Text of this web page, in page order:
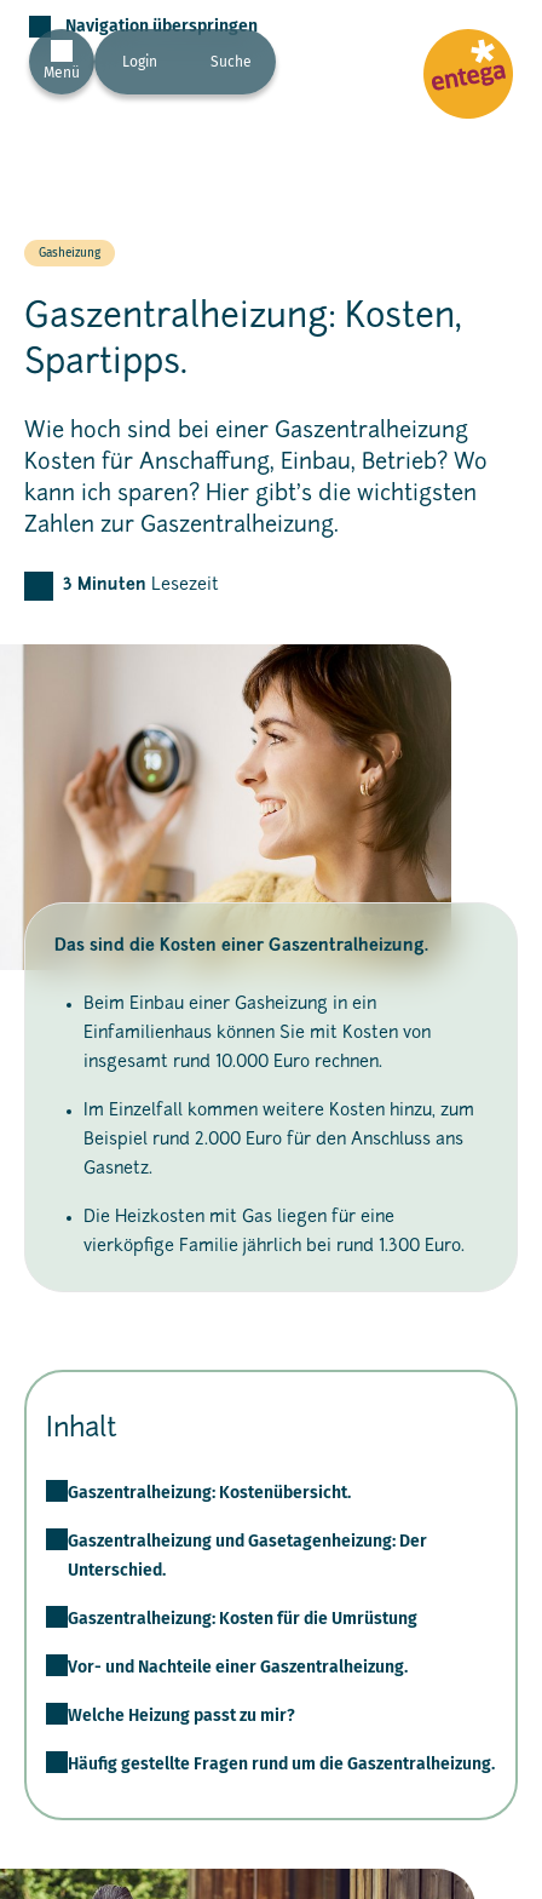
Navigation überspringen
Menü
Login Suche
Gasheizung
Gaszentralheizung: Kosten,
Spartipps.
Wie hoch sind bei einer Gaszentralheizung
Kosten für Anschaffung, Einbau, Betrieb? Wo
kann ich sparen? Hier gibt’s die wichtigsten
Zahlen zur Gaszentralheizung.
3 Minuten Lesezeit
Das sind die Kosten einer Gaszentralheizung.
Beim Einbau einer Gasheizung in ein
Einfamilienhaus können Sie mit Kosten von
insgesamt rund 10.000 Euro rechnen.
Im Einzelfall kommen weitere Kosten hinzu, zum
Beispiel rund 2.000 Euro für den Anschluss ans
Gasnetz.
Die Heizkosten mit Gas liegen für eine
vierköpfige Familie jährlich bei rund 1.300 Euro.
Inhalt
Gaszentralheizung: Kostenübersicht.
Gaszentralheizung und Gasetagenheizung: Der
Unterschied.
Gaszentralheizung: Kosten für die Umrüstung
Vor- und Nachteile einer Gaszentralheizung.
Welche Heizung passt zu mir?
Häufig gestellte Fragen rund um die Gaszentralheizung.